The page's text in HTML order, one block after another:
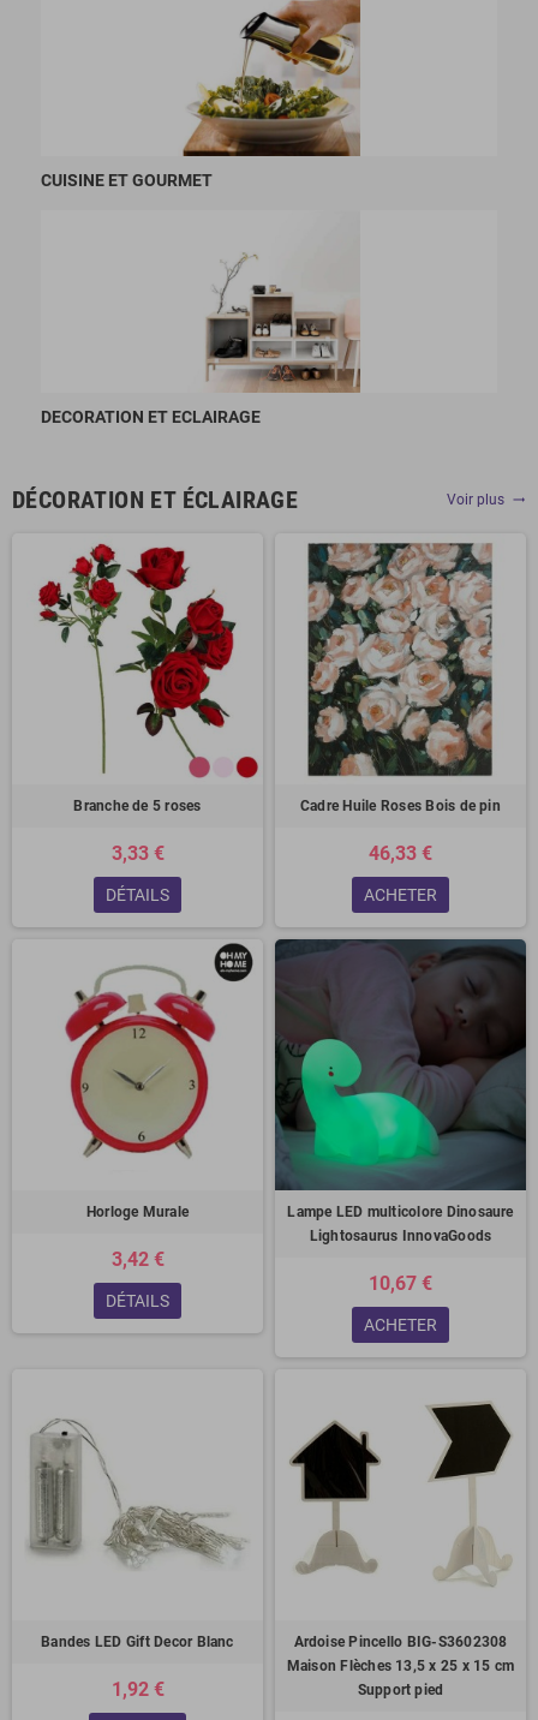
CUISINE ET GOURMET
DECORATION ET ECLAIRAGE
DÉCORATION ET ÉCLAIRAGE Voir plus trending_flat
Branche de 5 roses
3,33 €
DÉTAILS
Cadre Huile Roses Bois de pin
46,33 €
ACHETER
Horloge Murale
3,42 €
DÉTAILS
Lampe LED multicolore Dinosaure
Lightosaurus InnovaGoods
10,67 €
ACHETER
Bandes LED Gift Decor Blanc
1,92 €
Ardoise Pincello BIG-S3602308
Maison Flèches 13,5 x 25 x 15 cm
Support pied